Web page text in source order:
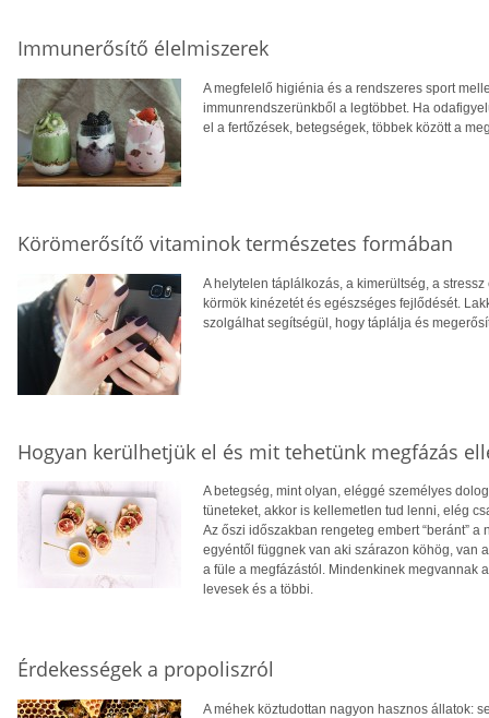
Immunerősítő élelmiszerek
A megfelelő higiénia és a rendszeres sport
immunrendszerünkből a legtöbbet. Ha
el a fertőzések, betegségek, többek között a
Körömerősítő vitaminok természetes formában
A helytelen táplálkozás, a kimerültség, a
körmök kinézetét és egészséges fejlődését.
szolgálhat segítségül, hogy táplálja és
Hogyan kerülhetjük el és mit tehetünk megfázás
A betegség, mint olyan, eléggé személyes
tüneteket, akkor is kellemetlen tud lenni, elég
Az őszi időszakban rengeteg embert “beránt”
egyéntől függnek van aki szárazon köhög, van
a füle a megfázástól. Mindenkinek megvannak
levesek és a többi.
Érdekességek a propoliszról
A méhek köztudottan nagyon hasznos állatok: